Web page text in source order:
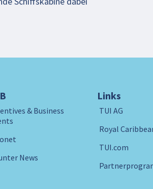
& Business
News
Links
TUI AG
Royal
TUI.com